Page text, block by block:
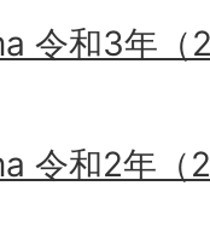
令和3年（
令和2年（